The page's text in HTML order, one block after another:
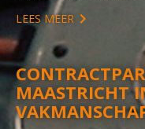
LEES MEER
MAASTRICHT